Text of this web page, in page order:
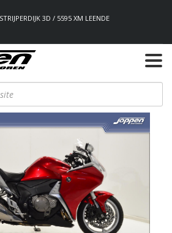
3D / 5595 XM LEENDE